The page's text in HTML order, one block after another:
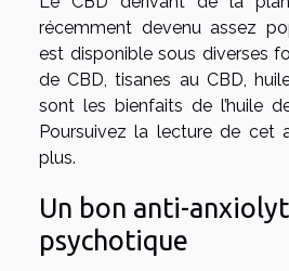
récemment devenu assez
est disponible sous diverses
de CBD, tisanes au CBD,
sont les bienfaits de l’huile
Poursuivez la lecture de cet
plus.
Un bon anti-
psychotique